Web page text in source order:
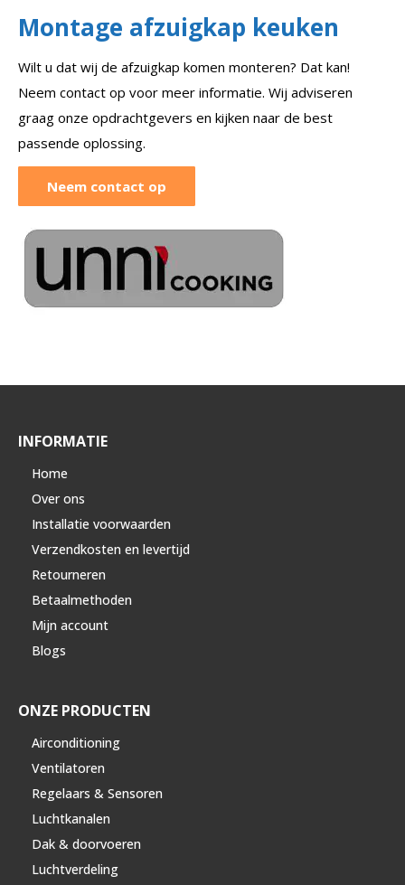
Montage afzuigkap keuken
Wilt u dat wij de afzuigkap komen monteren? Dat kan!
Neem contact op voor meer informatie. Wij adviseren
graag onze opdrachtgevers en kijken naar de best
passende oplossing.
Neem contact op
INFORMATIE
Home
Over ons
Installatie voorwaarden
Verzendkosten en levertijd
Retourneren
Betaalmethoden
Mijn account
Blogs
ONZE PRODUCTEN
Airconditioning
Ventilatoren
Regelaars & Sensoren
Luchtkanalen
Dak & doorvoeren
Luchtverdeling